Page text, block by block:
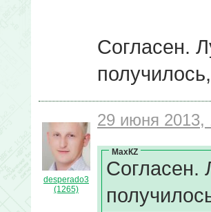
Согласен.
desperado3
(1265)
29 июня 2013,
МахКZ
Согласен.